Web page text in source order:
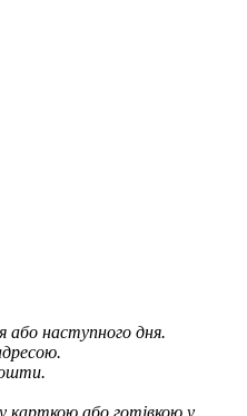
або наступного дня.
або готівкою у